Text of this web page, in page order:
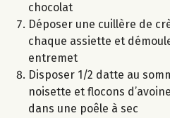
chocolat
Déposer une cuillère de
chaque assiette et
entremet
Disposer 1/2 datte au
noisette et flocons
dans une poêle à sec